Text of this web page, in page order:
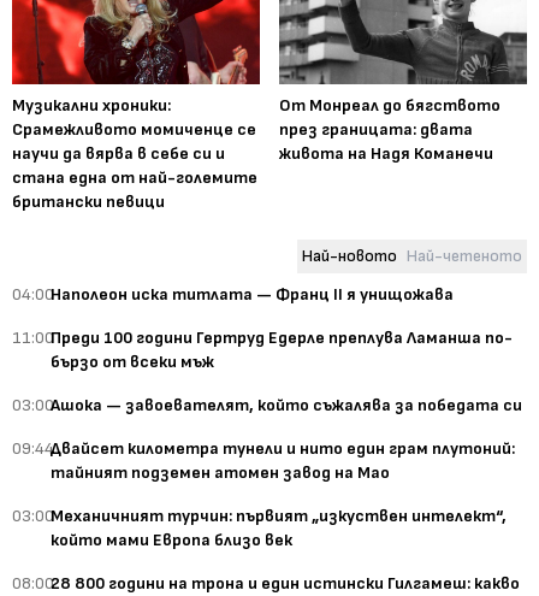
Музикални хроники:
Срамежливото момиченце се
научи да вярва в себе си и
стана една от най-големите
британски певици
От Монреал до бягството
през границата: двата
живота на Надя Команечи
Най-новото Най-четеното
04:00Наполеон иска титлата — Франц II я унищожава
11:00Преди 100 години Гертруд Едерле преплува Ламанша по-
бързо от всеки мъж
03:00Ашока — завоевателят, който съжалява за победата си
09:44Двайсет километра тунели и нито един грам плутоний:
тайният подземен атомен завод на Мао
03:00Механичният турчин: първият „изкуствен интелект“,
който мами Европа близо век
08:0028 800 години на трона и един истински Гилгамеш: какво